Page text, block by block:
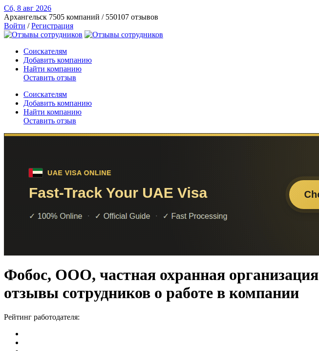
Сб, 8 авг 2026
Архангельск 7505 компаний / 550107 отзывов
Войти /Регистрация
Соискателям
Добавить компанию
Найти компанию
Оставить отзыв
Соискателям
Добавить компанию
Найти компанию
Оставить отзыв
Фобос, ООО, частная охранная организация
отзывы сотрудников о работе в компании
Рейтинг работодателя: